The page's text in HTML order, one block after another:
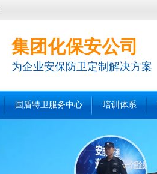
集团化保安公司
为企业安保防卫定制解决方案
国盾特卫服务中心 培训体系